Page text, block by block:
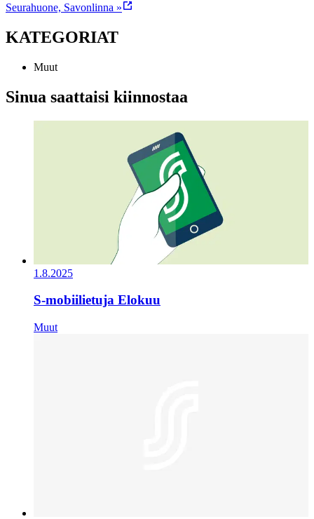
Seurahuone, Savonlinna »
KATEGORIAT
Muut
Sinua saattaisi kiinnostaa
1.8.2025
S-mobiilietuja Elokuu
Muut